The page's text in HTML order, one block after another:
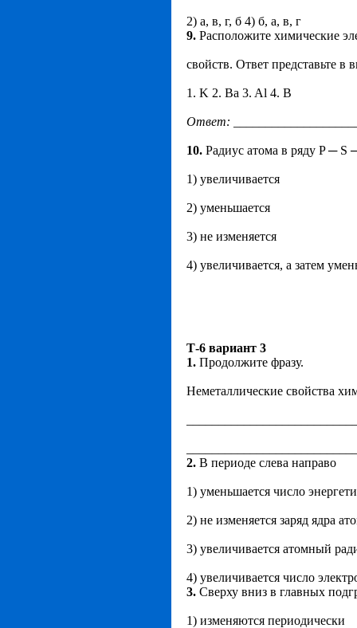
2) а, в, г, б 4) б, а, в, г
9. Расположите химические
свойств. Ответ представьте в
1. K 2. Ba 3. Al 4. B
Ответ:
10. Радиус атома в ряду P ─ S
1) увеличивается
2) уменьшается
3) не изменяется
4) увеличивается, а затем
Т-6 вариант 3
1. Продолжите фразу.
Неметаллические свойства
2. В периоде слева направо
1) уменьшается число
2) не изменяется заряд ядра
3) увеличивается атомный
4) увеличивается число
3. Сверху вниз в главных
1) изменяются периодически